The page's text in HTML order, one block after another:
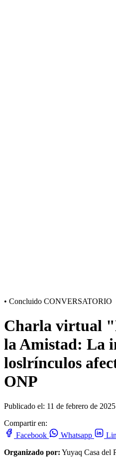
• Concluido CONVERSATORIO
Charla virtual
la Amistad: La
loslrínculos
ONP
Publicado el: 11 de febrero de 2025
Compartir en:
Facebook
Whatsapp
Organizado por: Yuyaq Casa del